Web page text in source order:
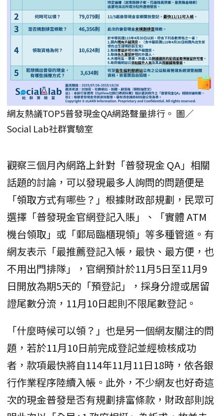
網友熱議TOP5普發現金QA網路聲量排行。 圖／
Social Lab社群實驗室
觀察三個月內網路上針對「普發現金 QA」相關
話題的討論，可以發現最多人詢問的問題便是
「領取方式有哪些？」根據財政部規劃，民眾可
選擇「普發現金官網登記入賬」、「實體 ATM
機台領取」或「郵局臨櫃現領」等多種管道。有
網友表示「最推薦登記入帳，最快、最方便，也
不用出門排隊」，官網預計於11月5日至11月9
日開放為期5天的「預登記」，採身分證或居留
證尾數分流，11月10日起則不限尾數登記。
「什麼時候可以領？」也是另一個網友關注的問
題，若於11月10日前完成登記並經檢核成功
者，款項最快將自114年11月11日18時，依各銀
行作業程序陸續入帳。此外，不少網友也好奇這
次的現金普發是否有規劃排富條款，財政部則說